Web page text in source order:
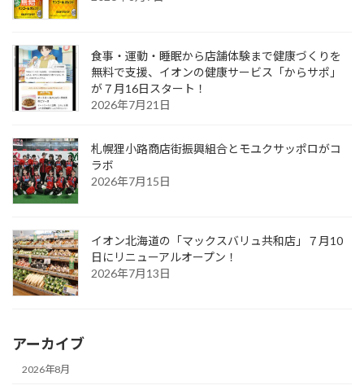
食事・運動・睡眠から店舗体験まで健康づくりを
無料で支援、イオンの健康サービス「からサポ」
が７月16日スタート！
2026年7月21日
札幌狸小路商店街振興組合とモユクサッポロがコ
ラボ
2026年7月15日
イオン北海道の「マックスバリュ共和店」７月10
日にリニューアルオープン！
2026年7月13日
アーカイブ
2026年8月